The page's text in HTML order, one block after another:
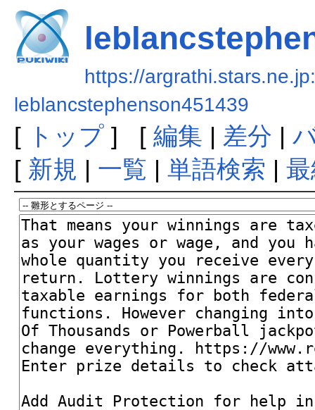
https://
leblancstephenson451439
[ トップ] [ 編集 | 差分 |
[ 新規 | 一覧 | 単語検索 |